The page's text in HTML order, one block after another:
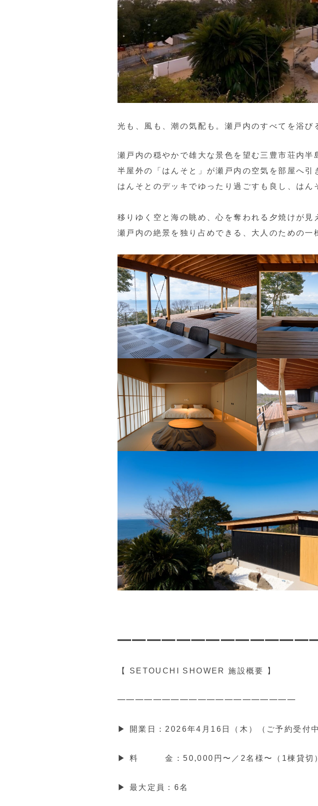
光も、風も、潮の気配も。瀬戸内のすべてを浴
瀬戸内の穏やかで雄大な景色を望む三豊市荘内半
半屋外の「はんそと」が瀬戸内の空気を部屋へ引
はんそとのデッキでゆったり過ごすも良し、はん
移りゆく空と海の眺め、心を奪われる夕焼けが見
瀬戸内の絶景を独り占めできる、大人のための一
【 SETOUCHI SHOWER 施設概要 】
━━━━━━━━━━━━━━━━━━━━
▶ 開業日：2026年4月16日（木）（ご予約受付中
▶ 料 金：50,000円〜／2名様〜（1棟貸切
▶ 最大定員：6名